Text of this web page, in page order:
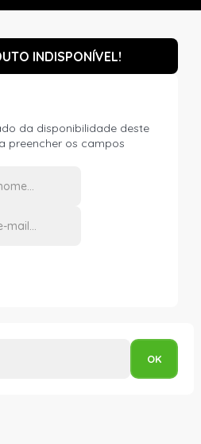
INDISPONÍVEL!
da disponibilidade deste
preencher os campos